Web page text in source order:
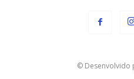
© Desenvolvido